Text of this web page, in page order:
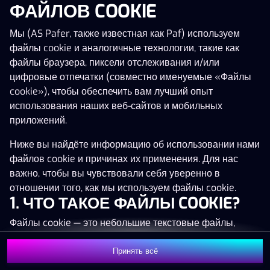
Нажми в любое место!
MEGA 1 401 506 €
MAJOR 55 301 €
MINOR 1 002 €Присоединиться
ФАЙЛОВ COOKIE
Мы (AS Pafer, также известная как Paf) используем
файлы cookie и аналогичные технологии, такие как
файлы браузера, пиксели отслеживания и/или
цифровые отпечатки (совместно именуемые «Файлы
cookie»), чтобы обеспечить вам лучший опыт
использования наших веб-сайтов и мобильных
приложений.
Ниже вы найдёте информацию об использовании нами
файлов cookie и причинах их применения. Для нас
важно, чтобы вы чувствовали себя уверенно в
отношении того, как мы используем файлы cookie.
1. ЧТО ТАКОЕ ФАЙЛЫ COOKIE?
Файлы cookie — это небольшие текстовые файлы,
которые сохраняются на вашем устройстве (например,
на компьютере, мобильном телефоне или планшете)
при посещении наших веб-сайтов. Размещение
Принять всё